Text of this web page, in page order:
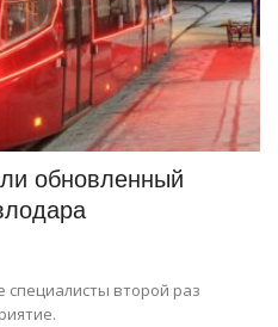
обновленный
специалисты второй раз